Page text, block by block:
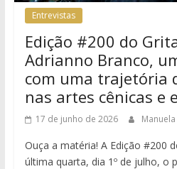
Entrevistas
Edição #200 do
Adrianno Branco,
com uma trajetória
nas artes cênicas e
17 de junho de 2026
Ouça a matéria! A Edição #200
última quarta, dia 1º de julho, o